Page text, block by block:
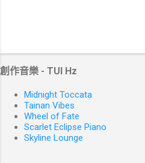
創作音樂 - TUI Hz
Midnight Toccata
Tainan Vibes
Wheel of Fate
Scarlet Eclipse Piano
Skyline Lounge